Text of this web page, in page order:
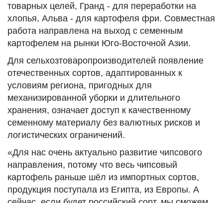
товарных целей, Гранд - для переработки на
хлопья, Альва - для картофеля фри. Совместная
работа направлена на выход с семенным
картофелем на рынки Юго-Восточной Азии.
Для сельхозтоваропроизводителей появление
отечественных сортов, адаптированных к
условиям региона, пригодных для
механизированной уборки и длительного
хранения, означает доступ к качественному
семенному материалу без валютных рисков и
логистических ограничений.
«Для нас очень актуально развитие чипсового
направления, потому что весь чипсовый
картофель раньше шёл из импортных сортов,
продукция поступала из Египта, из Европы. А